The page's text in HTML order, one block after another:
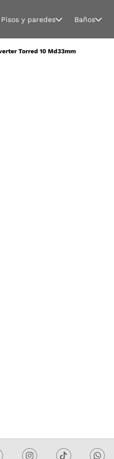
Pisos y paredes Baños
Torred 10 Md33mm